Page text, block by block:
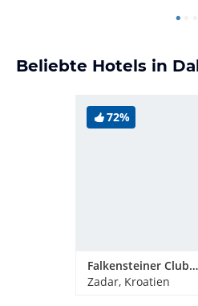
Beliebte Hotels in
72%
Falkensteiner Club Funimation Borik
Zadar, Kroatien